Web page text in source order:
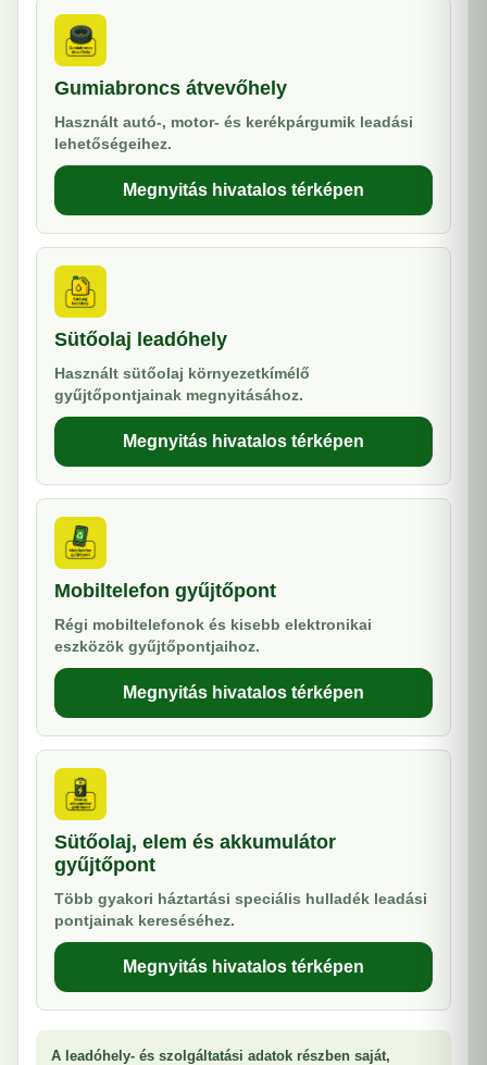
Gumiabroncs átvevőhely
Használt autó-, motor- és kerékpárgumik leadási
lehetőségeihez.
Megnyitás hivatalos térképen
Sütőolaj leadóhely
Használt sütőolaj környezetkímélő
gyűjtőpontjainak megnyitásához.
Megnyitás hivatalos térképen
Mobiltelefon gyűjtőpont
Régi mobiltelefonok és kisebb elektronikai
eszközök gyűjtőpontjaihoz.
Megnyitás hivatalos térképen
Sütőolaj, elem és akkumulátor
gyűjtőpont
Több gyakori háztartási speciális hulladék leadási
pontjainak kereséséhez.
Megnyitás hivatalos térképen
A leadóhely- és szolgáltatási adatok részben saját,